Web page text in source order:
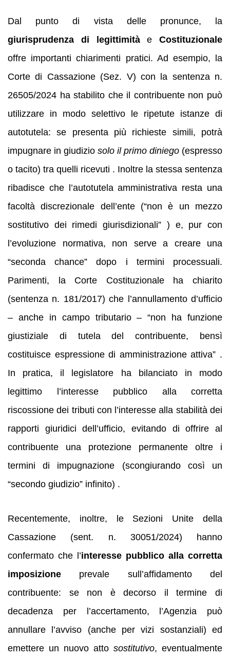
Dal punto di vista delle pronunce, la
giurisprudenza di legittimitàe Costituzionale
offre importanti chiarimenti pratici. Ad esempio, la
Corte di Cassazione (Sez. V) con la sentenza n.
26505/2024 ha stabilito che il contribuente non può
utilizzare in modo selettivo le ripetute istanze di
autotutela: se presenta più richieste simili, potrà
impugnare in giudizio solo il primo diniego (espresso
o tacito) tra quelli ricevuti . Inoltre la stessa sentenza
ribadisce che l’autotutela amministrativa resta una
facoltà discrezionale dell’ente (“non è un mezzo
sostitutivo dei rimedi giurisdizionali” ) e, pur con
l’evoluzione normativa, non serve a creare una
“seconda chance” dopo i termini processuali.
Parimenti, la Corte Costituzionale ha chiarito
(sentenza n. 181/2017) che l’annullamento d’ufficio
– anche in campo tributario – “non ha funzione
giustiziale di tutela del contribuente, bensì
costituisce espressione di amministrazione attiva” .
In pratica, il legislatore ha bilanciato in modo
legittimo l’interesse pubblico alla corretta
riscossione dei tributi con l’interesse alla stabilità dei
rapporti giuridici dell’ufficio, evitando di offrire al
contribuente una protezione permanente oltre i
termini di impugnazione (scongiurando così un
“secondo giudizio” infinito) .
Recentemente, inoltre, le Sezioni Unite della
Cassazione (sent. n. 30051/2024) hanno
confermato che l’interesse pubblico alla corretta
imposizione prevale sull’affidamento del
contribuente: se non è decorso il termine di
decadenza per l’accertamento, l’Agenzia può
annullare l’avviso (anche per vizi sostanziali) ed
emettere un nuovo atto sostitutivo, eventualmente